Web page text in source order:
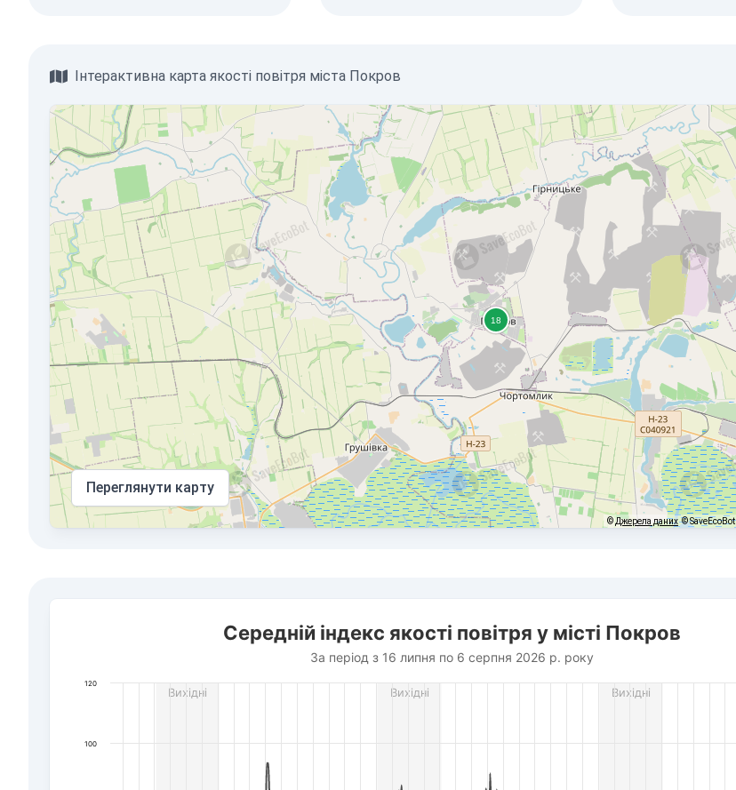
Інтерактивна карта якості повітря міста Покров
Переглянути карту
© Джерела даних © SaveEcoBot
Combination chart with 3 data series.
За період з 16 липня по 6 серпня 2026 р. року
The chart has 3 Y axes displaying AQI PM2.5, Швидкість вітру (м/с), and Відносна вологість (%).
Вихідні
Вихідні
Вихідні
Середній індекс якості повітря у місті Покров
За період з 16 липня по 6 серпня 2026 р. року
100
120